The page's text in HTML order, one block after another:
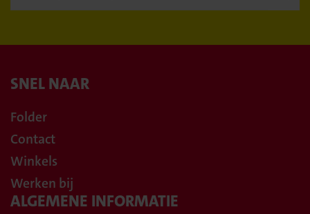
SNEL NAAR
Folder
Contact
Winkels
Werken bij
ALGEMENE INFORMATIE